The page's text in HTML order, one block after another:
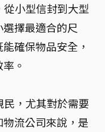
小型信封到大型
擇最適合的尺
確保物品安全，
。
，尤其對於需要
流公司來說，是